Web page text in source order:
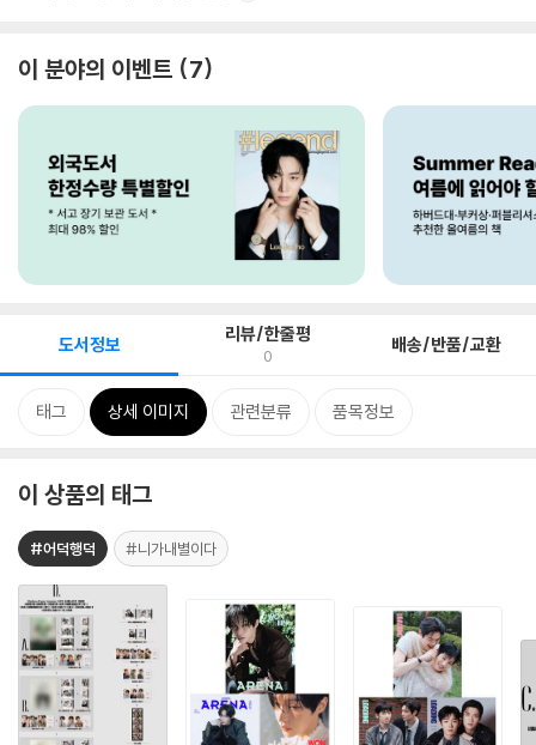
이 분야의 이벤트 7
도서정보 리뷰/한줄평
0 배송/반품/교환
태그 상세 이미지 관련분류 품목정보
이 상품의 태그
#어덕행덕 #니가내별이다